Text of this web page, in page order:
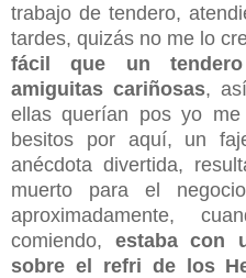
trabajo de tendero,
tardes, quizás no me lo
fácil que un
amiguitas cariñosas,
ellas querían pos yo
besitos por aquí, un
anécdota divertida,
muerto para el
aproximadamente,
comiendo, estaba con
sobre el refri de los